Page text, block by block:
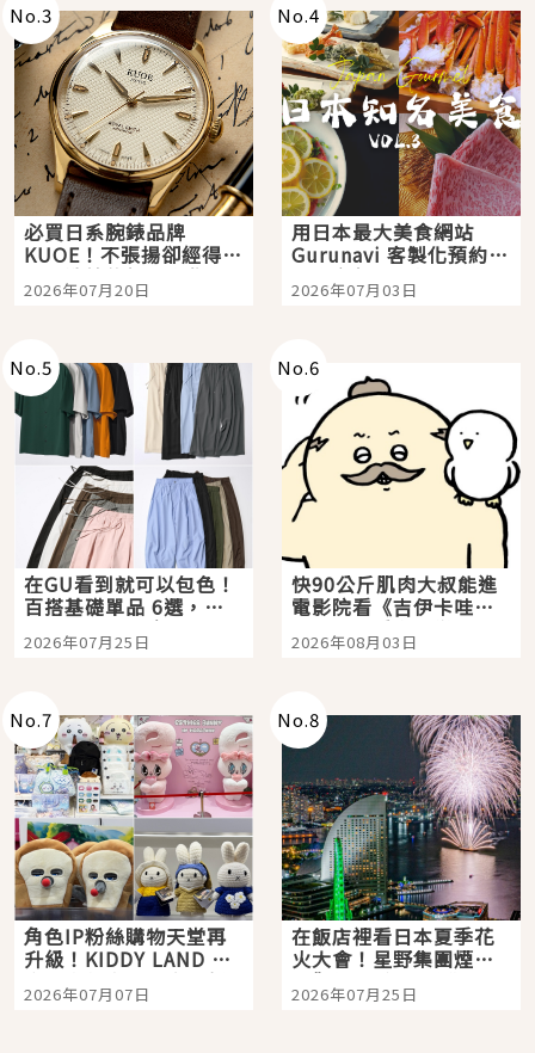
No.3
必買日系腕錶品牌
KUOE！不張揚卻經得起
時間洗鍊的經典之作五
選
2026年07月20日
No.4
用日本最大美食網站
Gurunavi 客製化預約九
大都市餐廳，打造專屬
美食體驗！
2026年07月03日
No.5
在GU看到就可以包色！
百搭基礎單品 6選，閉
眼全收也不心疼
2026年07月25日
No.6
快90公斤肌肉大叔能進
電影院看《吉伊卡哇》
嗎？日本重金屬樂團
「打首」會長與nagano
2026年08月03日
No.7
角色IP粉絲購物天堂再
升級！KIDDY LAND 原
宿店吉伊卡哇迎客，新
開幕 OMOKADO 店3分
2026年07月07日
No.8
在飯店裡看日本夏季花
火大會！星野集團煙火
景觀飯店6選，讓你不用
人擠人悠閒欣賞
2026年07月25日